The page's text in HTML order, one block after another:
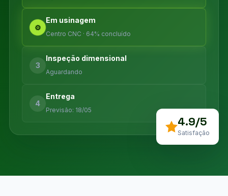
⚙
Em usinagem
Centro CNC · 64% concluído
3
Inspeção dimensional
Aguardando
4
Entrega
Previsão: 18/05
4.9/5
Satisfação